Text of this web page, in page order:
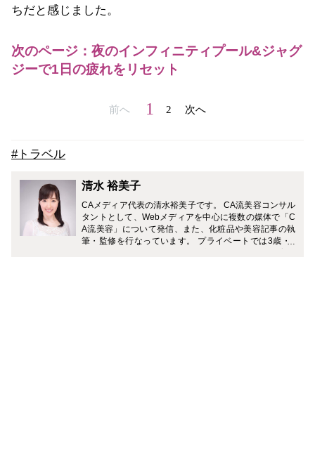
ちだと感じました。
次のページ：夜のインフィニティプール&ジャグ
ジーで1日の疲れをリセット
前へ 1 2 次へ
#トラベル
清水 裕美子
CAメディア代表の清水裕美子です。 CA流美容コンサル
タントとして、Webメディアを中心に複数の媒体で「C
A流美容」について発信、また、化粧品や美容記事の執
筆・監修を行なっています。 プライベートでは3歳・7